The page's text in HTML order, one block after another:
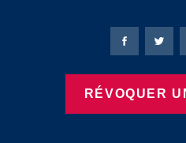
Page
RÉVOQUER